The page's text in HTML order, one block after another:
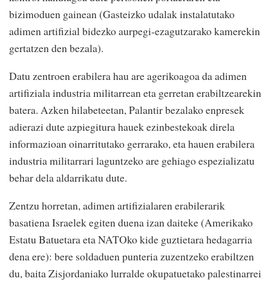
bizimoduen gainean (Gasteizko udalak instalatutako
adimen artifizial bidezko aurpegi-ezagutzarako kamerekin
gertatzen den bezala).
Datu zentroen erabilera hau are agerikoagoa da adimen
artifiziala industria militarrean eta gerretan erabiltzearekin
batera. Azken hilabeteetan, Palantir bezalako enpresek
adierazi dute azpiegitura hauek ezinbestekoak direla
informazioan oinarritutako gerrarako, eta hauen erabilera
industria militarrari laguntzeko are gehiago espezializatu
behar dela aldarrikatu dute.
Zentzu horretan, adimen artifizialaren erabilerarik
basatiena Israelek egiten duena izan daiteke (Amerikako
Estatu Batuetara eta NATOko kide guztietara hedagarria
dena ere): bere soldaduen punteria zuzentzeko erabiltzen
du, baita Zisjordaniako lurralde okupatuetako palestinarrei